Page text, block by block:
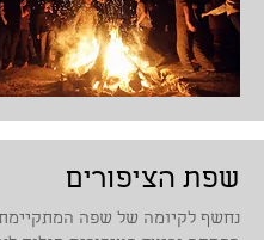
שפת הציפורים
נחשף לקיומה של שפה המתקיימת